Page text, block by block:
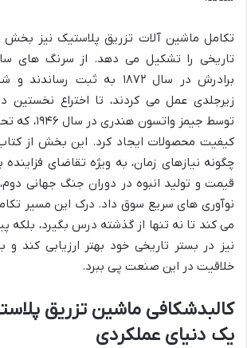
تکامل ماشین آلات تزریق پلاستیک نیز بخش
تاریخی را تشکیل می دهد. از سرنگ های
برادرش در سال ۱۸۷۲ به ثبت
زیرجلدی عمل می کردند، تا اختراع نخستین
توسط جیمز
کیفیت محصولات ایجاد کرد. این بخش از
چگونه نیازهای زمان، به ویژه تقاضای فزاینده
قیمت و تولید انبوه در دوران جنگ جهانی
نوآوری های سریع سوق داد. درک این مسیر
می کند تا نه تنها از گذشته درس بگیرد، بلکه
نیز در بستر تاریخی خود بهتر ارزیابی کند
خلاقیت در این صنعت پی ببرد.
کالبدشکافی ماشین تزریق
یک دنیای عملکردی